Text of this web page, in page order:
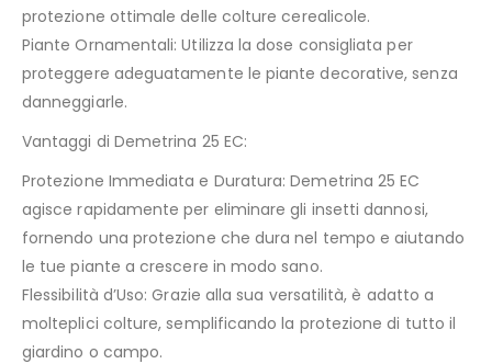
protezione ottimale delle colture cerealicole.
Piante Ornamentali: Utilizza la dose consigliata per
proteggere adeguatamente le piante decorative, senza
danneggiarle.
Vantaggi di Demetrina 25 EC:
Protezione Immediata e Duratura: Demetrina 25 EC
agisce rapidamente per eliminare gli insetti dannosi,
fornendo una protezione che dura nel tempo e aiutando
le tue piante a crescere in modo sano.
Flessibilità d’Uso: Grazie alla sua versatilità, è adatto a
molteplici colture, semplificando la protezione di tutto il
giardino o campo.